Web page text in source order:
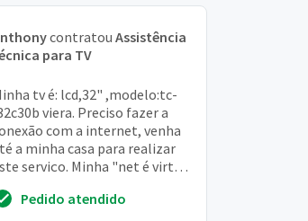
contratou Assistência
para TV
tv é: lcd,32" ,modelo:tc-
viera. Preciso fazer a
com a internet, venha
a minha casa para realizar
serviço. Minha "net é virtua
Pedido atendido